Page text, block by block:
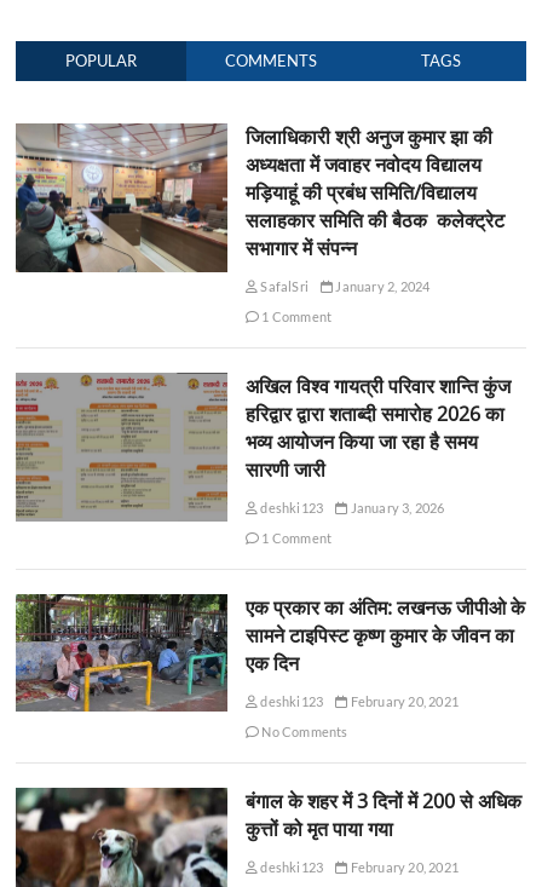
POPULAR COMMENTS TAGS
जिलाधिकारी श्री अनुज कुमार झा की
अध्यक्षता में जवाहर नवोदय विद्यालय
मड़ियाहूं की प्रबंध समिति/विद्यालय
सलाहकार समिति की बैठक कलेक्ट्रेट
सभागार में संपन्न
SafalSri
January 2, 2024
1 Comment
अखिल विश्व गायत्री परिवार शान्ति कुंज
हरिद्वार द्वारा शताब्दी समारोह 2026 का
भव्य आयोजन किया जा रहा है समय
सारणी जारी
deshki123
January 3, 2026
1 Comment
एक प्रकार का अंतिम: लखनऊ जीपीओ के
सामने टाइपिस्ट कृष्ण कुमार के जीवन का
एक दिन
deshki123
February 20, 2021
No Comments
बंगाल के शहर में 3 दिनों में 200 से अधिक
कुत्तों को मृत पाया गया
deshki123
February 20, 2021